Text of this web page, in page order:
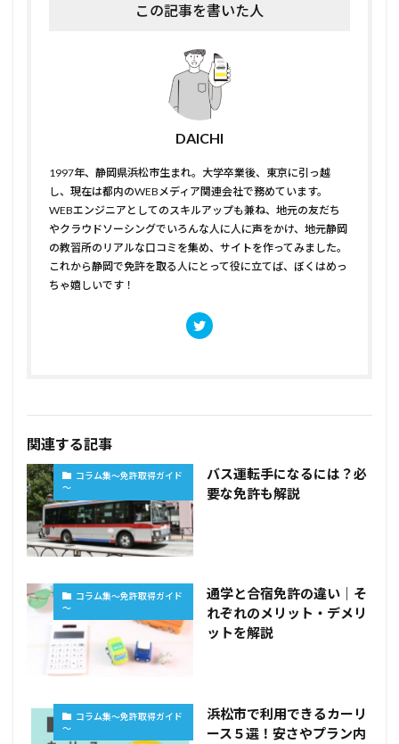
この記事を書いた人
DAICHI
1997年、静岡県浜松市生まれ。大学卒業後、東京に引っ越
し、現在は都内のWEBメディア関連会社で務めています。
WEBエンジニアとしてのスキルアップも兼ね、地元の友だち
やクラウドソーシングでいろんな人に人に声をかけ、地元静岡
の教習所のリアルな口コミを集め、サイトを作ってみました。
これから静岡で免許を取る人にとって役に立てば、ぼくはめっ
ちゃ嬉しいです！
関連する記事
コラム集～免許取得ガイド
～
バス運転手になるには？必
要な免許も解説
コラム集～免許取得ガイド
～
通学と合宿免許の違い｜そ
れぞれのメリット・デメリ
ットを解説
コラム集～免許取得ガイド
～
浜松市で利用できるカーリ
ース５選！安さやプラン内